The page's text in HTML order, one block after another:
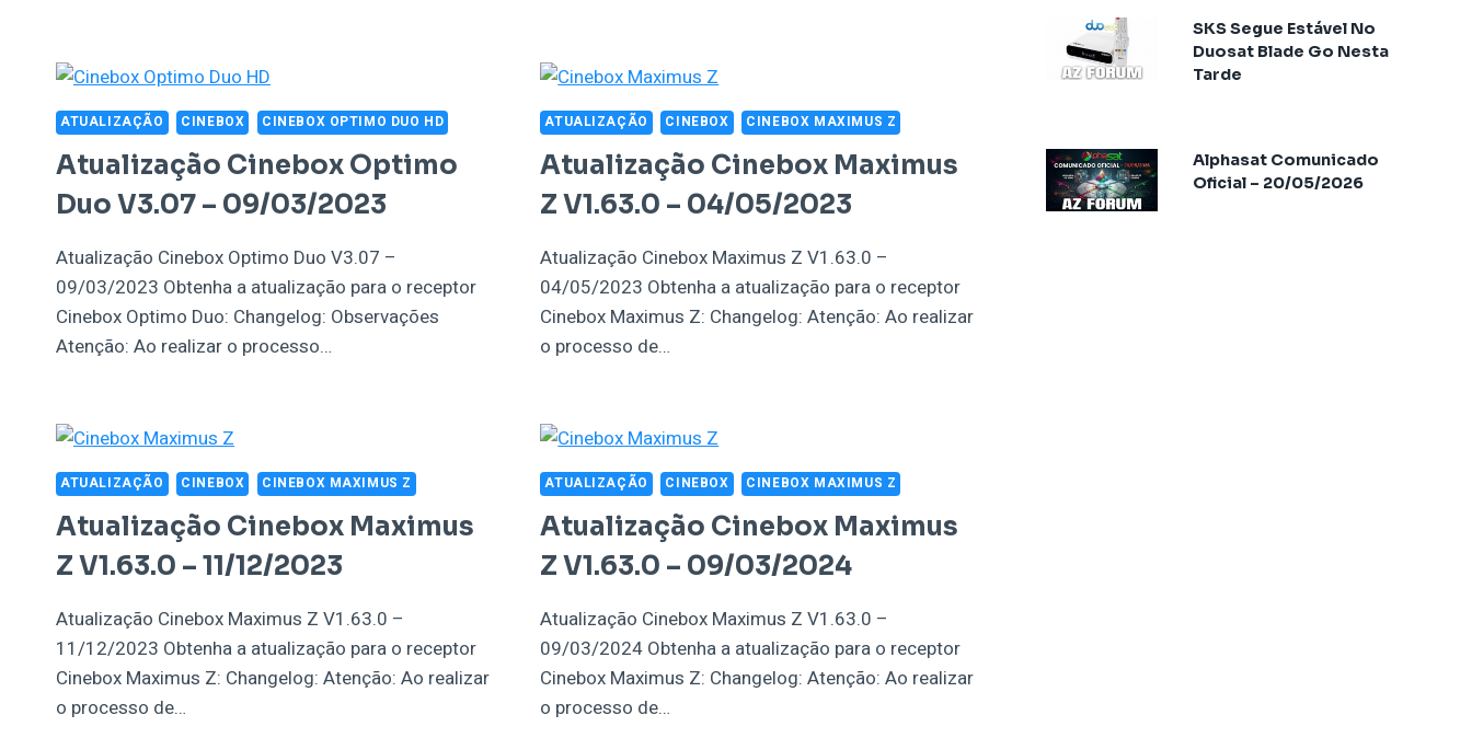
ATUALIZAÇÃO CINEBOX CINEBOX OPTIMO DUO HD
Atualização Cinebox Optimo
Duo V3.07 – 09/03/2023
Atualização Cinebox Optimo Duo V3.07 –
09/03/2023 Obtenha a atualização para o receptor
Cinebox Optimo Duo: Changelog: Observações
Atenção: Ao realizar o processo…
ATUALIZAÇÃO CINEBOX CINEBOX MAXIMUS Z
Atualização Cinebox Maximus
Z V1.63.0 – 04/05/2023
Atualização Cinebox Maximus Z V1.63.0 –
04/05/2023 Obtenha a atualização para o receptor
Cinebox Maximus Z: Changelog: Atenção: Ao realizar
o processo de…
ATUALIZAÇÃO CINEBOX CINEBOX MAXIMUS Z
Atualização Cinebox Maximus
Z V1.63.0 – 11/12/2023
Atualização Cinebox Maximus Z V1.63.0 –
11/12/2023 Obtenha a atualização para o receptor
Cinebox Maximus Z: Changelog: Atenção: Ao realizar
o processo de…
ATUALIZAÇÃO CINEBOX CINEBOX MAXIMUS Z
Atualização Cinebox Maximus
Z V1.63.0 – 09/03/2024
Atualização Cinebox Maximus Z V1.63.0 –
09/03/2024 Obtenha a atualização para o receptor
Cinebox Maximus Z: Changelog: Atenção: Ao realizar
o processo de…
Athomics i3
Athomics i3 Bold
Athomics Inspire Qi
Athomics Nomads
Athomics S3
SKS Segue Estável No
Duosat Blade Go Nesta
Tarde
Alphasat Comunicado
Oficial – 20/05/2026